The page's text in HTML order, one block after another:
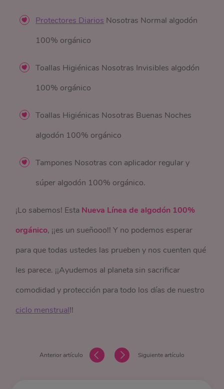
Protectores Diarios Nosotras Normal algodón
100% orgánico
Toallas Higiénicas Nosotras Invisibles algodón
100% orgánico
Toallas Higiénicas Nosotras Buenas Noches
algodón 100% orgánico
Tampones Nosotras con aplicador regular y
súper algodón 100% orgánico.
¡Lo sabemos! Esta Nueva Línea de algodón 100%
orgánico, ¡¡es un sueñooo!! Y no podemos esperar
para que todas ustedes las prueben y nos cuenten qué
les parece. ¡¡Ayudemos al planeta sin sacrificar
comodidad y protección para todo los días de nuestro
ciclo menstrual!!
Anterior artículo Siguiente artículo